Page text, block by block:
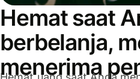
Hemat saat
berbelanja,
menerima